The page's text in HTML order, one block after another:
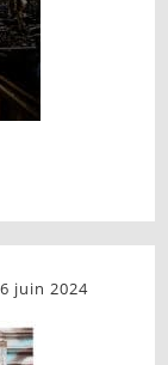
juin 2024